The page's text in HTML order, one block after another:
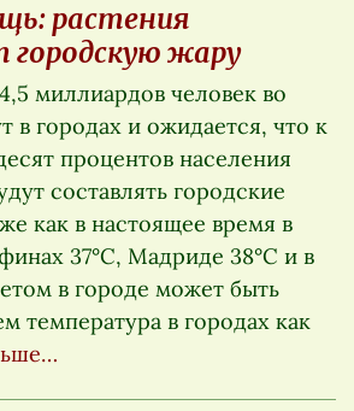
растения
жару
миллиардов человек во
в городах и ожидается, что к
процентов населения
составлять городские
как в настоящее время в
37°C, Мадриде 38°C и в
в городе может быть
температура в городах как